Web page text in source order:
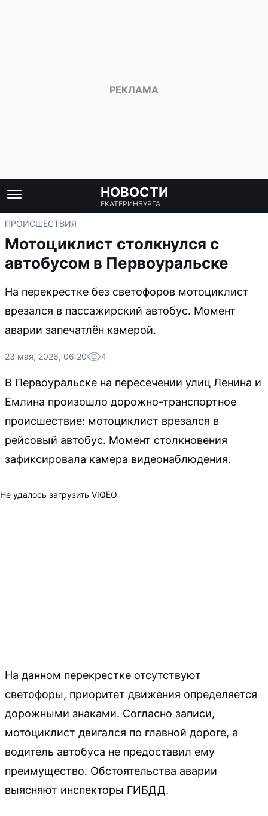
НОВОСТИ
ЕКАТЕРИНБУРГА
ПРОИСШЕСТВИЯ
Мотоциклист столкнулся с
автобусом в Первоуральске
На перекрестке без светофоров мотоциклист
врезался в пассажирский автобус. Момент
аварии запечатлён камерой.
23 мая, 2026, 06:20 4
В Первоуральске на пересечении улиц Ленина и
Емлина произошло дорожно-транспортное
происшествие: мотоциклист врезался в
рейсовый автобус. Момент столкновения
зафиксировала камера видеонаблюдения.
Не удалось загрузить VIQEO
На данном перекрестке отсутствуют
светофоры, приоритет движения определяется
дорожными знаками. Согласно записи,
мотоциклист двигался по главной дороге, а
водитель автобуса не предоставил ему
преимущество. Обстоятельства аварии
выясняют инспекторы ГИБДД.